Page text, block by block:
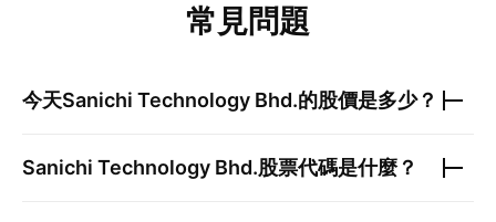
常見問題
今天Sanichi Technology Bhd.的股價是多少？
Sanichi Technology Bhd.股票代碼是什麼？